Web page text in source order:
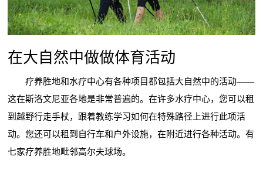
在大自然中做做体育活动
疗养胜地和水疗中心有各种项目都包括大自然中的活动——
这在斯洛文尼亚各地是非常普遍的。在许多水疗中心，您可以租
到越野行走手杖，跟着教练学习如何在特殊路径上进行此项活
动。您还可以租到自行车和户外设施，在附近进行各种活动。有
七家疗养胜地毗邻高尔夫球场。